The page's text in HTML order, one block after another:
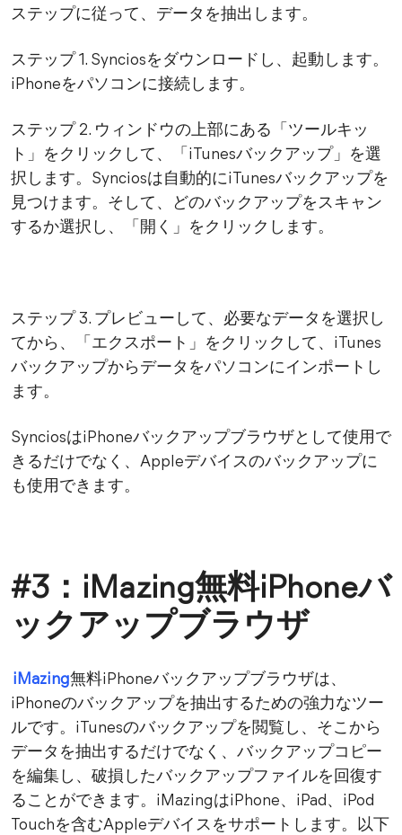
ステップに従って、データを抽出します。
ステップ 1. Synciosをダウンロードし、起動します。
iPhoneをパソコンに接続します。
ステップ 2. ウィンドウの上部にある「ツールキッ
ト」をクリックして、「iTunesバックアップ」を選
択します。Synciosは自動的にiTunesバックアップを
見つけます。そして、どのバックアップをスキャン
するか選択し、「開く」をクリックします。
ステップ 3. プレビューして、必要なデータを選択し
てから、「エクスポート」をクリックして、iTunes
バックアップからデータをパソコンにインポートし
ます。
SynciosはiPhoneバックアップブラウザとして使用で
きるだけでなく、Appleデバイスのバックアップに
も使用できます。
#3：iMazing無料iPhoneバ
ックアップブラウザ
iMazing無料iPhoneバックアップブラウザは、
iPhoneのバックアップを抽出するための強力なツー
ルです。iTunesのバックアップを閲覧し、そこから
データを抽出するだけでなく、バックアップコピー
を編集し、破損したバックアップファイルを回復す
ることができます。iMazingはiPhone、iPad、iPod
Touchを含むAppleデバイスをサポートします。以下